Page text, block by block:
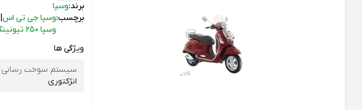
برند:وسپا
برچسب:وسپا جی تی اس|
وسپا 250 تیونینگ
ویژگی ها
سیستم سوخت رسانی
انژکتوری